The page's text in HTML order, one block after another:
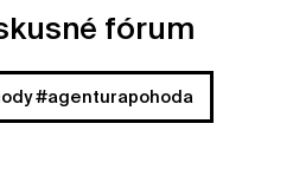
fórum
#agenturapohoda